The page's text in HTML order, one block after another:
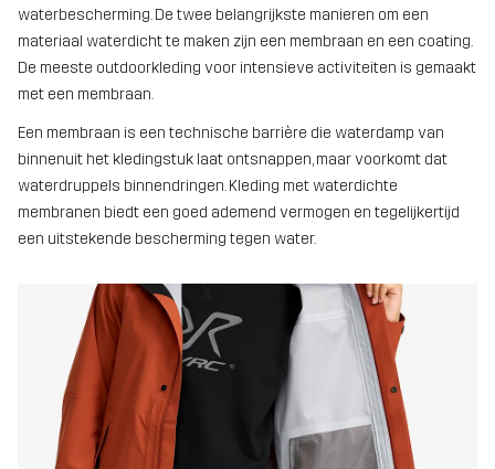
waterbescherming. De twee belangrijkste manieren om een
materiaal waterdicht te maken zijn een membraan en een coating.
De meeste outdoorkleding voor intensieve activiteiten is gemaakt
met een membraan.
Een membraan is een technische barrière die waterdamp van
binnenuit het kledingstuk laat ontsnappen, maar voorkomt dat
waterdruppels binnendringen. Kleding met waterdichte
membranen biedt een goed ademend vermogen en tegelijkertijd
een uitstekende bescherming tegen water.